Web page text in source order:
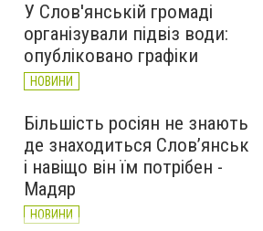
У Слов'янській громаді
організували підвіз води:
опубліковано графіки
НОВИНИ
Більшість росіян не знають
де знаходиться Слов’янськ
і навіщо він їм потрібен -
Мадяр
НОВИНИ